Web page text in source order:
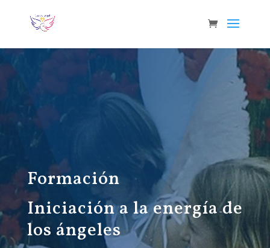
Formación
Iniciación a la energía de
los ángeles